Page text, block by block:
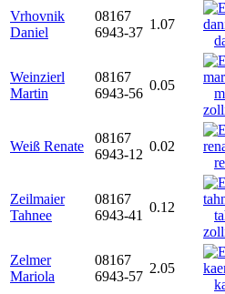
Vrhovnik
Daniel
08167
6943-37
1.07
Weinzierl
Martin
08167
6943-56
0.05
Weiß Renate
08167
6943-12
0.02
Zeilmaier
Tahnee
08167
6943-41
0.12
Zelmer
Mariola
08167
6943-57
2.05